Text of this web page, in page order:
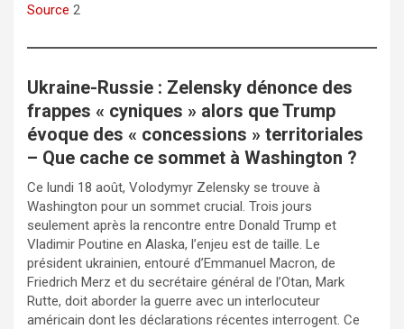
Source 2
Ukraine-Russie : Zelensky dénonce des
frappes « cyniques » alors que Trump
évoque des « concessions » territoriales
– Que cache ce sommet à Washington ?
Ce lundi 18 août, Volodymyr Zelensky se trouve à
Washington pour un sommet crucial. Trois jours
seulement après la rencontre entre Donald Trump et
Vladimir Poutine en Alaska, l’enjeu est de taille. Le
président ukrainien, entouré d’Emmanuel Macron, de
Friedrich Merz et du secrétaire général de l’Otan, Mark
Rutte, doit aborder la guerre avec un interlocuteur
américain dont les déclarations récentes interrogent. Ce